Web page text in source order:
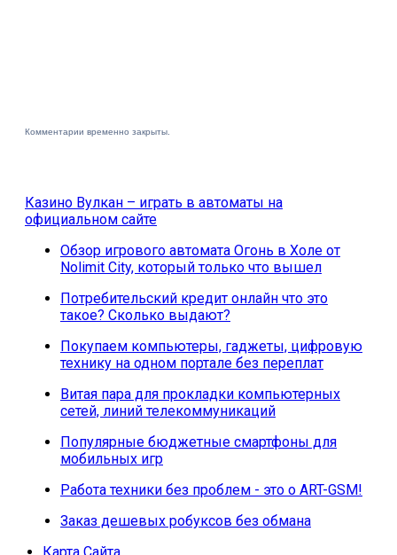
Комментарии временно закрыты.
Казино Вулкан – играть в автоматы на
официальном сайте
Обзор игрового автомата Огонь в Холе от
Nolimit City, который только что вышел
Потребительский кредит онлайн что это
такое? Сколько выдают?
Покупаем компьютеры, гаджеты, цифровую
технику на одном портале без переплат
Витая пара для прокладки компьютерных
сетей, линий телекоммуникаций
Популярные бюджетные смартфоны для
мобильных игр
Работа техники без проблем - это о ART-GSM!
Заказ дешевых робуксов без обмана